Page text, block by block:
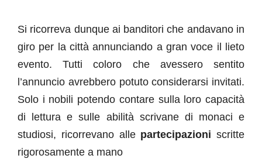
Si ricorreva dunque ai banditori che andavano in
giro per la città annunciando a gran voce il lieto
evento. Tutti coloro che avessero sentito
l’annuncio avrebbero potuto considerarsi invitati.
Solo i nobili potendo contare sulla loro capacità
di lettura e sulle abilità scrivane di monaci e
studiosi, ricorrevano alle partecipazioni scritte
rigorosamente a mano